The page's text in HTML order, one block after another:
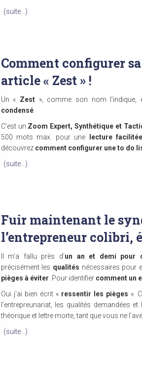
(suite…)
Comment configurer
article « Zest » !
Un « Zest », comme son nom l’indique,
condensé.
C’est un Zoom Expert, Synthétique et
500 mots max. pour une
lecture facilitée
découvrez comment configurer une to do
(suite…)
Fuir maintenant le
l’entrepreneur colibri,
Il m’a fallu près d’un an et demi pour
précisément les qualités nécessaires pour
pièges à éviter . Pour identifier comment un
Oui j’ai bien écrit « ressentir les pièges ».
l’entrepreunariat, les qualités demandées
théorique et lettre morte, tant que vous ne
(suite…)